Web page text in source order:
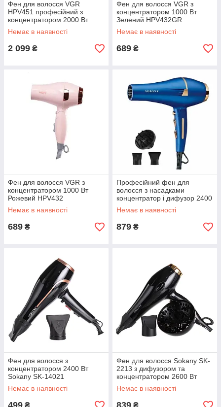
Фен для волосся VGR
HPV451 професійний з
концентратором 2000 Вт
Немає в наявності
2 099 ₴
Фен для волосся VGR з
концентратором 1000 Вт
Зелений HPV432GR
Немає в наявності
689 ₴
Фен для волосся VGR з
концентратором 1000 Вт
Рожевий HPV432
Немає в наявності
689 ₴
Професійний фен для
волосся з насадками
концентратор і дифузор 2400
Вт Sokany SK-14001
Немає в наявності
879 ₴
Фен для волосся з
концентратором 2400 Вт
Sokany SK-14021
Немає в наявності
499 ₴
Фен для волосся Sokany SK-
2213 з дифузором та
концентратором 2600 Вт
Немає в наявності
839 ₴